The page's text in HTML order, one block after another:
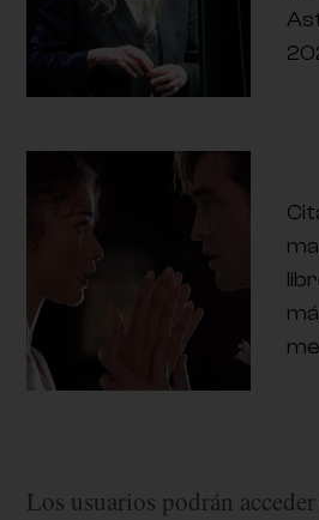
Los usuarios podrán